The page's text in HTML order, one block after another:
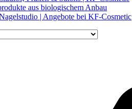
aus biologischem Anbau
| Angebote bei KF-Cosmetic